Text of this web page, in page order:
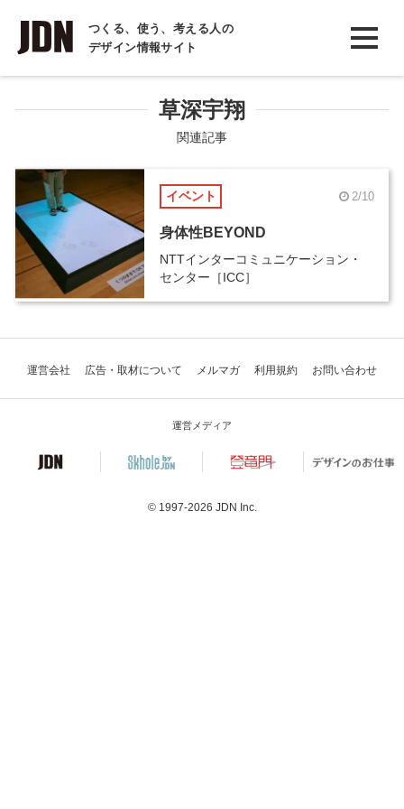
つくる、使う、考える人の
デザイン情報サイト
INTERVIEW
インタビュー
COLUMN
コラム
草深宇翔
関連記事
イベント 2/10
身体性BEYOND
NTTインターコミュニケーション・
センター［ICC］
運営会社 広告・取材について メルマガ 利用規約 お問い合わせ
運営メディア
© 1997-2026 JDN Inc.